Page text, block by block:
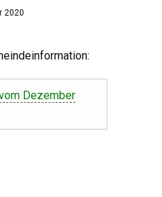
2020
Dezember